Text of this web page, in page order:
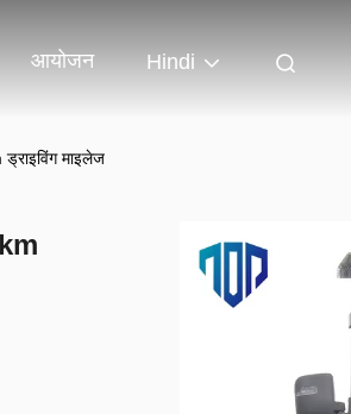
आयोजन Hindi
माइलेज